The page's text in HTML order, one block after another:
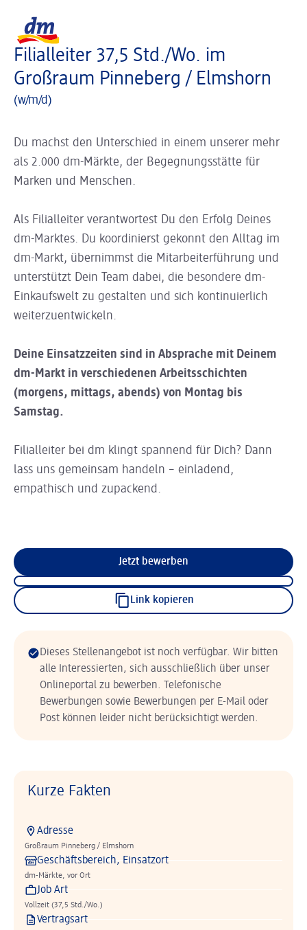
Filialleiter 37,5 Std./Wo. im
Großraum Pinneberg / Elmshorn
(w/m/d)
Du machst den Unterschied in einem unserer mehr
als 2.000 dm-Märkte, der Begegnungsstätte für
Marken und Menschen.
Als Filialleiter verantwortest Du den Erfolg Deines
dm-Marktes. Du koordinierst gekonnt den Alltag im
dm-Markt, übernimmst die Mitarbeiterführung und
unterstützt Dein Team dabei, die besondere dm-
Einkaufswelt zu gestalten und sich kontinuierlich
weiterzuentwickeln.
Deine Einsatzzeiten sind in Absprache mit Deinem
dm-Markt in verschiedenen Arbeitsschichten
(morgens, mittags, abends) von Montag bis
Samstag.
Filialleiter bei dm klingt spannend für Dich? Dann
lass uns gemeinsam handeln – einladend,
empathisch und zupackend.
Jetzt bewerben
Link kopieren
Dieses Stellenangebot ist noch verfügbar. Wir bitten
alle Interessierten, sich ausschließlich über unser
Onlineportal zu bewerben. Telefonische
Bewerbungen sowie Bewerbungen per E-Mail oder
Post können leider nicht berücksichtigt werden.
Kurze Fakten
Adresse
Großraum Pinneberg / Elmshorn
Geschäftsbereich, Einsatzort
dm-Märkte, vor Ort
Job Art
Vollzeit (37,5 Std./Wo.)
Vertragsart